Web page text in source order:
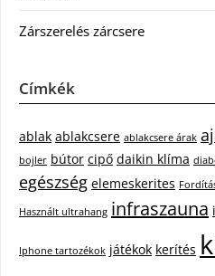
Zárszerelés zárcsere
Címkék
ablak ablakcsere ablakcsere árak
bojler bútor cipő daikin klíma
egészség elemeskerites
Használt ultrahang infraszauna
Iphone tartozékok játékok kerítés